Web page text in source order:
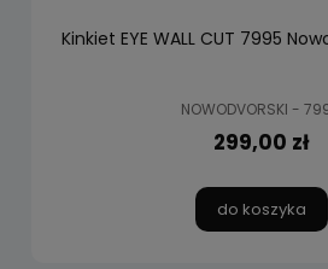
Kinkiet EYE WALL CUT 7995
NOWODVORSKI -
299,00 zł
do koszyka